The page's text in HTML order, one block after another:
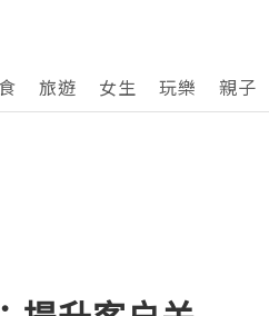
旅遊 女生 玩樂 親子